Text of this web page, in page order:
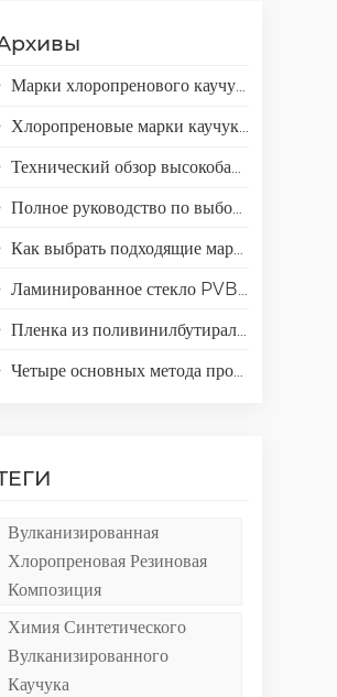
Марки хлоропренового каучука Skyprene для клеевых применений
Хлоропреновые марки каучука Skyprene для промышленного применения
Технический обзор высокобарьерной смолы EVAL EVOH для применения в упаковке.
Полное руководство по выбору эмульсий VAE
Как выбрать подходящие марки поливинилового спирта (ПВА) для применения в производстве специальной бумаги?
Ламинированное стекло PVB, EVA, SGP и TPU: сравнение и руководство для современной архитектуры.
Пленка из поливинилбутирала (ПВБ): химия, технологические процессы и высокоэффективные области применения.
Четыре основных метода производства пленок из поливинилового спирта (ПВА).
Вулканизированная
Хлоропреновая Резиновая
Композиция
Химия Синтетического
Вулканизированного
Каучука